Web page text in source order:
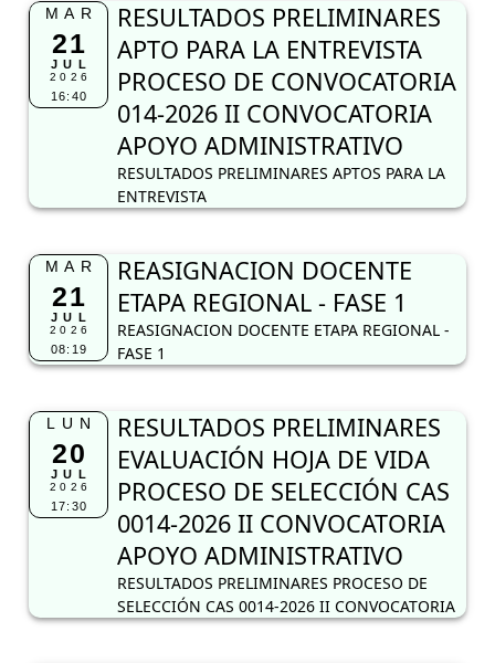
MAR
21
JUL
2026
16:40
RESULTADOS PRELIMINARES
APTO PARA LA ENTREVISTA
PROCESO DE CONVOCATORIA
014-2026 II CONVOCATORIA
APOYO ADMINISTRATIVO
RESULTADOS PRELIMINARES APTOS PARA LA
ENTREVISTA
MAR
21
JUL
2026
08:19
REASIGNACION DOCENTE
ETAPA REGIONAL - FASE 1
REASIGNACION DOCENTE ETAPA REGIONAL -
FASE 1
LUN
20
JUL
2026
17:30
RESULTADOS PRELIMINARES
EVALUACIÓN HOJA DE VIDA
PROCESO DE SELECCIÓN CAS
0014-2026 II CONVOCATORIA
APOYO ADMINISTRATIVO
RESULTADOS PRELIMINARES PROCESO DE
SELECCIÓN CAS 0014-2026 II CONVOCATORIA